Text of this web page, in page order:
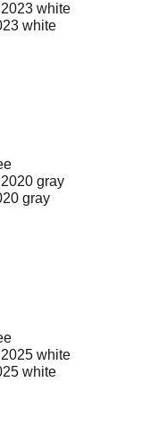
white
gray
white